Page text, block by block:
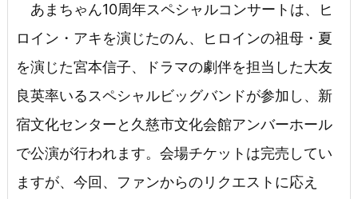
あまちゃん10周年スペシャルコンサートは、ヒ
ロイン・アキを演じたのん、ヒロインの祖母・夏
を演じた宮本信子、ドラマの劇伴を担当した大友
良英率いるスペシャルビッグバンドが参加し、新
宿文化センターと久慈市文化会館アンバーホール
で公演が行われます。会場チケットは完売してい
ますが、今回、ファンからのリクエストに応え